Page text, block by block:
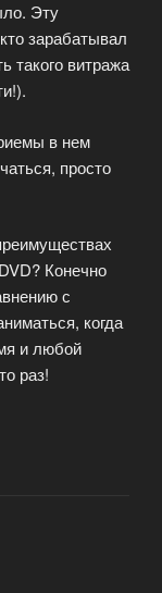
Эту
зарабатывал
такого витража
в нем
просто
Конечно
с
когда
и любой
раз!